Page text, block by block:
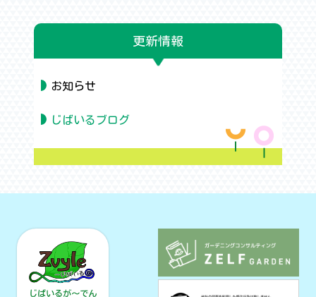
更新情報
お知らせ
じばいるブログ